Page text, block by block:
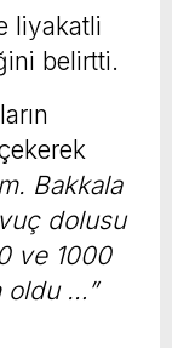
liyakatli
belirtti.
Bakkala
dolusu
ve 1000
oldu …”